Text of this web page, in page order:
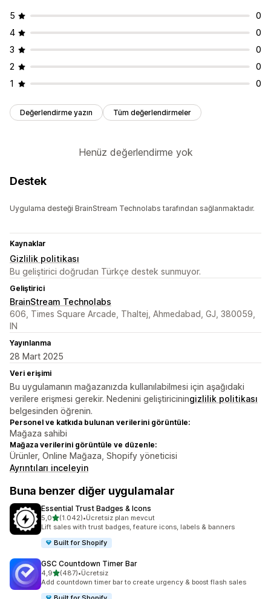
5
0
4
0
3
0
2
0
1
0
Değerlendirme yazın Tüm değerlendirmeler
Henüz değerlendirme yok
Destek
Uygulama desteği BrainStream Technolabs tarafından sağlanmaktadır.
Kaynaklar
Gizlilik politikası
Bu geliştirici doğrudan Türkçe destek sunmuyor.
Geliştirici
BrainStream Technolabs
606, Times Square Arcade, Thaltej, Ahmedabad, GJ, 380059,
IN
Yayınlanma
28 Mart 2025
Veri erişimi
Bu uygulamanın mağazanızda kullanılabilmesi için aşağıdaki
verilere erişmesi gerekir. Nedenini geliştiriciningizlilik politikası
belgesinden öğrenin.
Personel ve katkıda bulunan verilerini görüntüle:
Mağaza sahibi
Mağaza verilerini görüntüle ve düzenle:
Ürünler, Online Mağaza, Shopify yöneticisi
Ayrıntıları inceleyin
Buna benzer diğer uygulamalar
Essential Trust Badges & Icons
5,05 yıldız üzerinden
(1.042)
toplam 1042 değerlendirme
•Ücretsiz plan mevcut
Lift sales with trust badges, feature icons, labels & banners
Built for Shopify
GSC Countdown Timer Bar
4,95 yıldız üzerinden
(487)
toplam 487 değerlendirme
•Ücretsiz
Add countdown timer bar to create urgency & boost flash sales